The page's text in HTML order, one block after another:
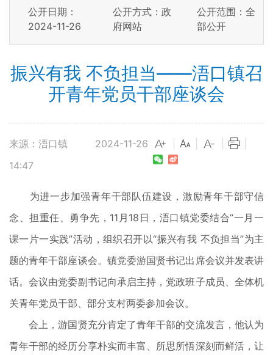
公开日期：
2024-11-26
公开方式：政
府网站
公开范围：全
部公开
振兴有我 不负担当——浯口镇召
开青年党员干部座谈会
来源：浯口镇
2024-11-26
14:47
为进一步加强青年干部队伍建设，激励青年干部守信
念、担重任、勇争先，11月18日，浯口镇党委结合“一月一
课一片一实践”活动，组织召开以“振兴有我 不负担当”为主
题的青年干部座谈会。镇党委游国贤书记出席会议并发表讲
话。会议由党委副书记向承启主持，党政班子成员、全体机
关青年党员干部、部分支村两委参加会议。
会上，游国贤充分肯定了青年干部的交流发言，他认为
青年干部的经历分享朴实而丰富、所思所悟深刻而鲜活，让